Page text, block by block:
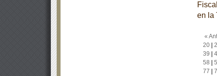
en la
«
20|
39
58
77